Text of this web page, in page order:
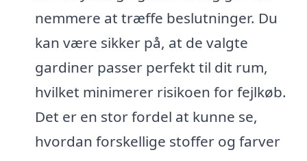
nemmere at træffe beslutninger. Du
kan være sikker på, at de valgte
gardiner passer perfekt til dit rum,
hvilket minimerer risikoen for fejlkøb.
Det er en stor fordel at kunne se,
hvordan forskellige stoffer og farver